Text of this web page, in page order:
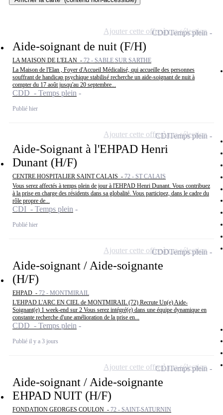
Aide-soignant de nuit (F/H)
LA MAISON DE L'ELAN - 72 - SABLE SUR SARTHE
La Maison de l'Elan , Foyer d'Accueil Médicalisé, qui accueille des personnes
souffrant de handicap psychique stabilisé recherche un aide-soignant de nuit à
compter du 17 août jusqu'au 20 septembre...
CDD - Temps plein
Publié hier
CDDTemps plein
Ajouter cette offre à ma sélection
Aide-Soignant à l'EHPAD Henri
Dunant (H/F)
CENTRE HOSPITALIER SAINT CALAIS - 72 - ST CALAIS
Vous serez affectés à temps plein de jour à l'EHPAD Henri Dunant. Vous contribuez
à la prise en charge des résidents dans sa globalité. Vous participez, dans le cadre du
rôle propre de...
CDI - Temps plein
Publié hier
CDITemps plein
Ajouter cette offre à ma sélection
Aide-soignant / Aide-soignante
(H/F)
EHPAD - 72 - MONTMIRAIL
L'EHPAD L'ARC EN CIEL de MONTMIRAIL (72) Recrute Un(e) Aide-
Soignant(e) 1 week-end sur 2 Vous serez intégré(e) dans une équipe dynamique en
constante recherche d'une amélioration de la prise en...
CDD - Temps plein
Publié il y a 3 jours
CDDTemps plein
Ajouter cette offre à ma sélection
Aide-soignant / Aide-soignante
EHPAD NUIT (H/F)
FONDATION GEORGES COULON - 72 - SAINT-SATURNIN
CDITemps plein
Ajouter cette offre à ma sélection